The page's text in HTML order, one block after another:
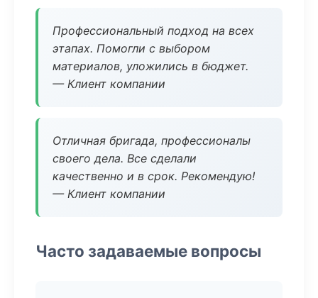
Профессиональный подход на всех
этапах. Помогли с выбором
материалов, уложились в бюджет.
— Клиент компании
Отличная бригада, профессионалы
своего дела. Все сделали
качественно и в срок. Рекомендую!
— Клиент компании
Часто задаваемые вопросы